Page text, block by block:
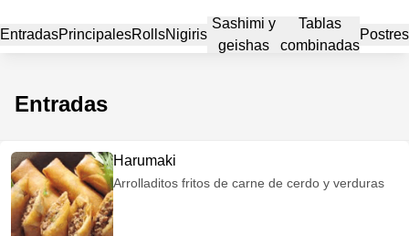
EntradasPrincipalesRollsNigiris
Sashimi y
geishas
Tablas
combinadas
Postres
Entradas
Harumaki
Arrolladitos fritos de carne de cerdo y verduras